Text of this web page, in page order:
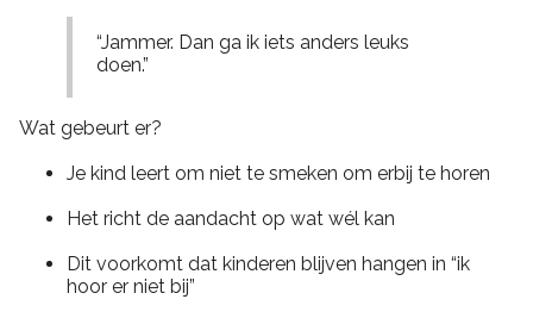
“Jammer. Dan ga ik iets anders leuks
doen.”
Wat gebeurt er?
Je kind leert om niet te smeken om erbij te horen
Het richt de aandacht op wat wél kan
Dit voorkomt dat kinderen blijven hangen in “ik
hoor er niet bij”